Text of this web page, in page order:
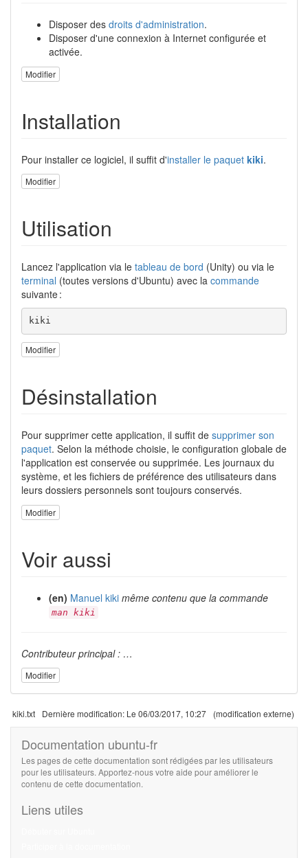
Disposer des droits d'administration.
Disposer d'une connexion à Internet configurée et
activée.
Modifier
Installation
Pour installer ce logiciel, il suffit d'installer le paquet kiki.
Modifier
Utilisation
Lancez l'application via le tableau de bord (Unity) ou via le
terminal (toutes versions d'Ubuntu) avec la commande
suivante :
kiki
Modifier
Désinstallation
Pour supprimer cette application, il suffit de supprimer son
paquet. Selon la méthode choisie, le configuration globale de
l'application est conservée ou supprimée. Les journaux du
système, et les fichiers de préférence des utilisateurs dans
leurs dossiers personnels sont toujours conservés.
Modifier
Voir aussi
(en) Manuel kiki même contenu que la commande
man kiki
Contributeur principal : …
Modifier
kiki.txt Dernière modification: Le 06/03/2017, 10:27 (modification externe)
Documentation ubuntu-fr
Les pages de cette documentation sont rédigées par les utilisateurs
pour les utilisateurs. Apportez-nous votre aide pour améliorer le
contenu de cette documentation.
Liens utiles